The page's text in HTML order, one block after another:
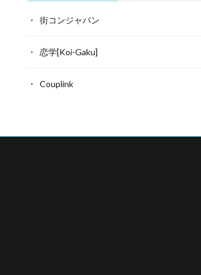
街コンジャパン
恋学[Koi-Gaku]
Couplink